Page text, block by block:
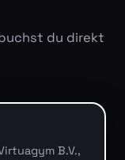
buchst du direkt
B.V.,